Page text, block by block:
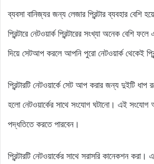
ব্যবসা বানিজ্যর জন্য লেজার প্রিন্টার ব্যবহার বেশি
প্রিন্টারে নেটওয়ার্ক প্রিন্টারের সংখ্যা অনেক বেশি
দিয়ে সেটআপ করলে আপনি পুরো নেটওয়ার্ক থেকেই
প্রিন্টারটি নেটওয়ার্কে সেট আপ করার জন্য দুইটি ধাপ
হলো নেটওয়ার্কের সাথে সংযোগ ঘটানো। এই সংযোগ
পদ্ধতিতে করতে পারবেন।
প্রিন্টারটি নেটওয়ার্কের সাথে সরাসরি কানেকশন